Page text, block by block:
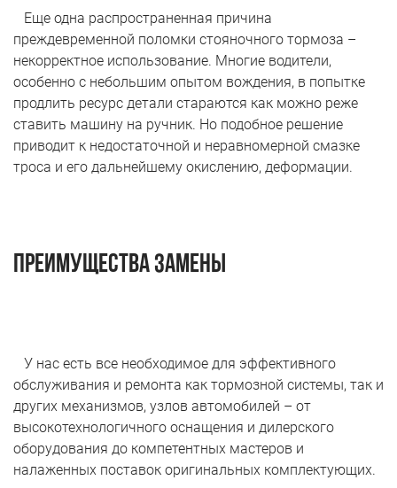
Еще одна распространенная причина
преждевременной поломки стояночного тормоза –
некорректное использование. Многие водители,
особенно с небольшим опытом вождения, в попытке
продлить ресурс детали стараются как можно реже
ставить машину на ручник. Но подобное решение
приводит к недостаточной и неравномерной смазке
троса и его дальнейшему окислению, деформации.
Преимущества замены
У нас есть все необходимое для эффективного
обслуживания и ремонта как тормозной системы, так и
других механизмов, узлов автомобилей – от
высокотехнологичного оснащения и дилерского
оборудования до компетентных мастеров и
налаженных поставок оригинальных комплектующих.